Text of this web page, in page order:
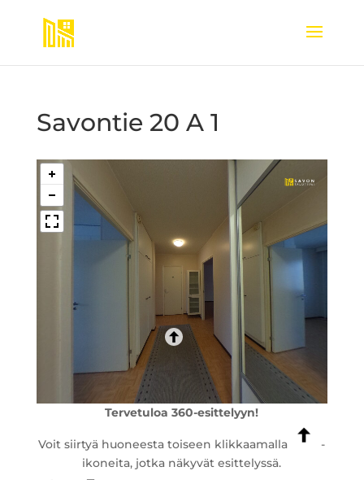
Savontie 20 A 1
Tervetuloa 360-esittelyyn!
Voit siirtyä huoneesta toiseen klikkaamalla
-
ikoneita, jotka näkyvät esittelyssä.